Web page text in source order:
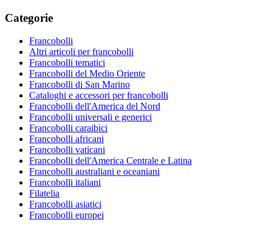
Categorie
Francobolli
Altri articoli per francobolli
Francobolli tematici
Francobolli del Medio Oriente
Francobolli di San Marino
Cataloghi e accessori per francobolli
Francobolli dell'America del Nord
Francobolli universali e generici
Francobolli caraibici
Francobolli africani
Francobolli vaticani
Francobolli dell'America Centrale e Latina
Francobolli australiani e oceaniani
Francobolli italiani
Filatelia
Francobolli asiatici
Francobolli europei